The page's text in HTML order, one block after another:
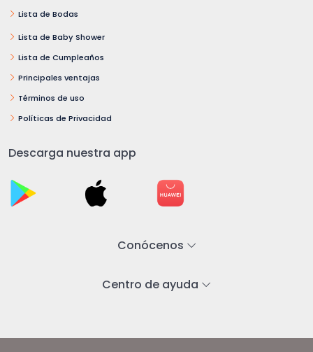
Lista de Bodas
Lista de Baby Shower
Lista de Cumpleaños
Principales ventajas
Términos de uso
Políticas de Privacidad
Descarga nuestra app
Conócenos
Centro de ayuda